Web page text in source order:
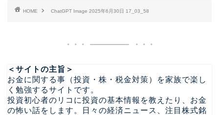
HOME ChatGPT Image 2025年6月30日 17_03_58
＜サイトの主旨＞
お金に関する事（投資・株・税金対策）を家族で楽し
く勉強するサイトです。
投資初心者のリコに投資の基本情報を教えたり、お金
の怖い話をします。日々の経済ニュース、注目株式銘